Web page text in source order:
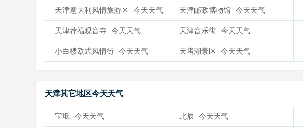
天津意大利风情旅游区 今天天气 天津邮政博物馆 今天天气
天津荐福观音寺 今天天气 天津音乐街 今天天气
小白楼欧式风情街 今天天气 天塔湖景区 今天天气
天津其它地区今天天气
宝坻 今天天气 北辰 今天天气